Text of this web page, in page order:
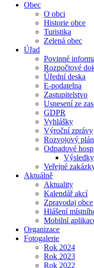
Obec
O obci
Historie obce
Turistika
Zelená obec
Úřad
Povinné
Rozpočtové
Úřední deska
E-podatelna
Zastupitelstvo
Usnesení ze
GDPR
Vyhlášky
Výroční zprávy
Rozvojový
Odpadové
Veřejné
Aktuálně
Aktuality
Kalendář akcí
Zpravodaj obce
Hlášení
Mobilní
Organizace
Fotogalerie
Rok 2024
Rok 2023
Rok 2022